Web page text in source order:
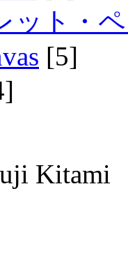
ット・
[5]
Kitami